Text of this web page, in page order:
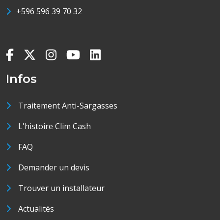
+596 596 39 70 32
Infos
Traitement Anti-Sargasses
L'histoire Clim Cash
FAQ
Demander un devis
Trouver un installateur
Actualités